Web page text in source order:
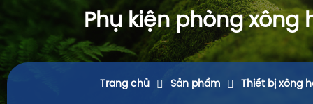
Phụ kiện phòng xông
Trang chủ Sản phẩm Thiết bị xông